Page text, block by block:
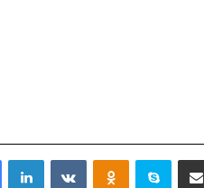
FacebookLinkedInVKontakte Skype